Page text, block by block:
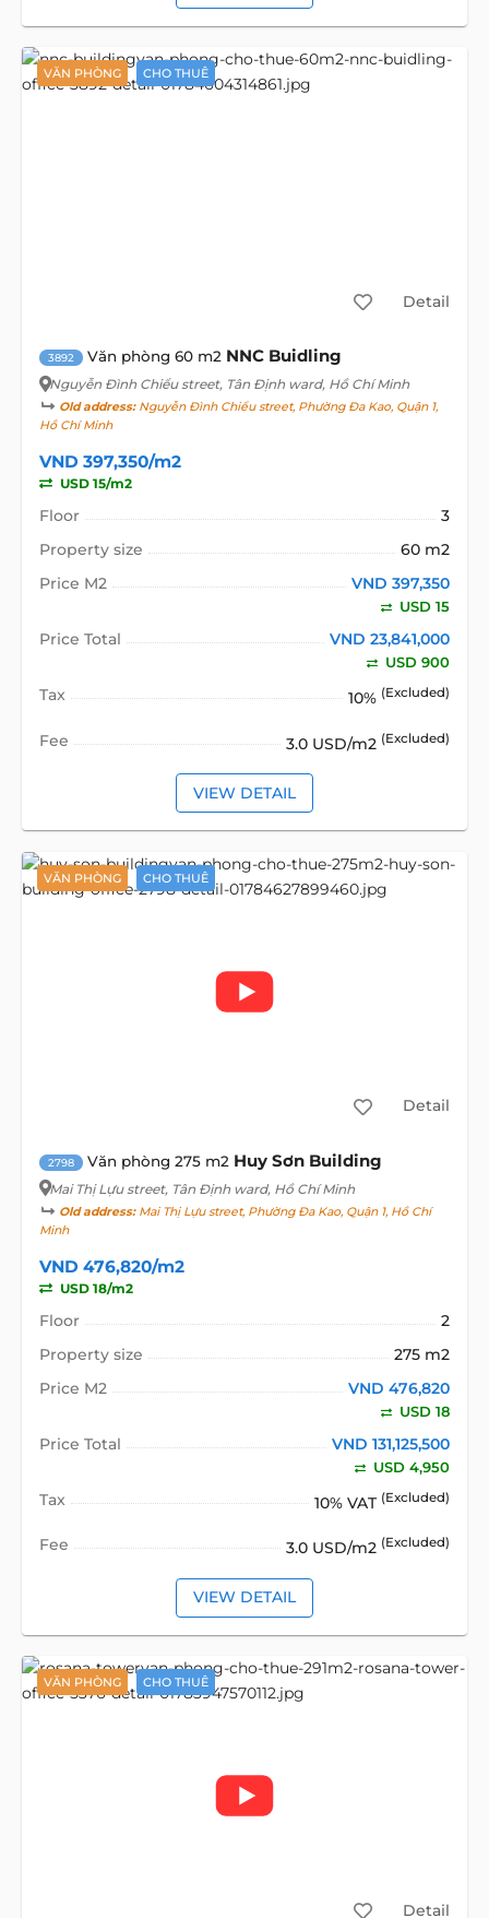
VĂN PHÒNG CHO THUÊ
Detail
3892 Văn phòng 60 m2 NNC Buidling
Nguyễn Đình Chiểu street, Tân Định ward, Hồ Chí Minh
Old address:Nguyễn Đình Chiểu street, Phường Đa Kao, Quận 1,
Hồ Chí Minh
VND 397,350/m2
USD 15/m2
Floor
3
Property size
60 m2
Price M2
VND 397,350
USD 15
Price Total VND 23,841,000
USD 900
Tax 10% (Excluded)
Fee 3.0 USD/m2 (Excluded)
VIEW DETAIL
VĂN PHÒNG CHO THUÊ
Detail
2798 Văn phòng 275 m2 Huy Sơn Building
Mai Thị Lựu street, Tân Định ward, Hồ Chí Minh
Old address:Mai Thị Lựu street, Phường Đa Kao, Quận 1, Hồ Chí
Minh
VND 476,820/m2
USD 18/m2
Floor
2
Property size
275 m2
Price M2
VND 476,820
USD 18
Price Total VND 131,125,500
USD 4,950
Tax 10% VAT (Excluded)
Fee 3.0 USD/m2 (Excluded)
VIEW DETAIL
VĂN PHÒNG CHO THUÊ
Detail